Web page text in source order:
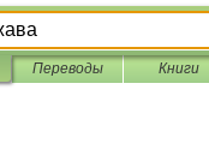
Переводы Книги